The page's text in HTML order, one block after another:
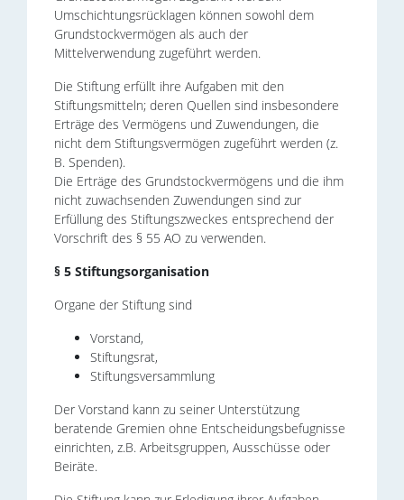
Umschichtungsrücklagen können sowohl dem
Grundstockvermögen als auch der
Mittelverwendung zugeführt werden.
Die Stiftung erfüllt ihre Aufgaben mit den
Stiftungsmitteln; deren Quellen sind insbesondere
Erträge des Vermögens und Zuwendungen, die
nicht dem Stiftungsvermögen zugeführt werden (z.
B. Spenden).
Die Erträge des Grundstockvermögens und die ihm
nicht zuwachsenden Zuwendungen sind zur
Erfüllung des Stiftungszweckes entsprechend der
Vorschrift des § 55 AO zu verwenden.
§ 5 Stiftungsorganisation
Organe der Stiftung sind
Vorstand,
Stiftungsrat,
Stiftungsversammlung
Der Vorstand kann zu seiner Unterstützung
beratende Gremien ohne Entscheidungsbefugnisse
einrichten, z.B. Arbeitsgruppen, Ausschüsse oder
Beiräte.